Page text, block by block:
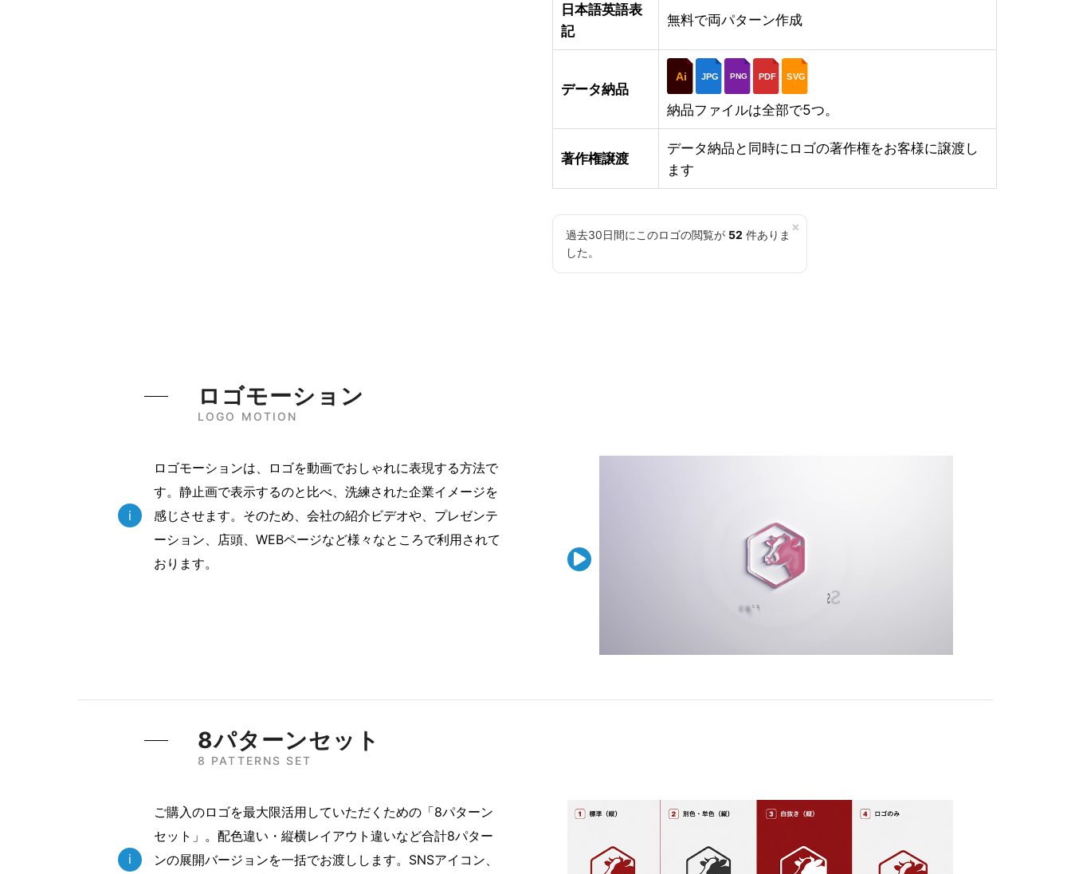
日本語英語表
記
無料で両パターン作成
データ納品
Ai JPG PNG PDF SVG
納品ファイルは全部で5つ。
著作権譲渡
データ納品と同時にロゴの著作権をお客様に譲渡し
ます
×
過去30日間にこのロゴの閲覧が 52 件ありま
した。
ロゴモーション
LOGO MOTION
i
ロゴモーションは、ロゴを動画でおしゃれに表現する方法で
す。静止画で表示するのと比べ、洗練された企業イメージを
感じさせます。そのため、会社の紹介ビデオや、プレゼンテ
ーション、店頭、WEBページなど様々なところで利用されて
おります。

8パターンセット
8 PATTERNS SET
i
ご購入のロゴを最大限活用していただくための「8パターン
セット」。配色違い・縦横レイアウト違いなど合計8パター
ンの展開バージョンを一括でお渡しします。SNSアイコン、